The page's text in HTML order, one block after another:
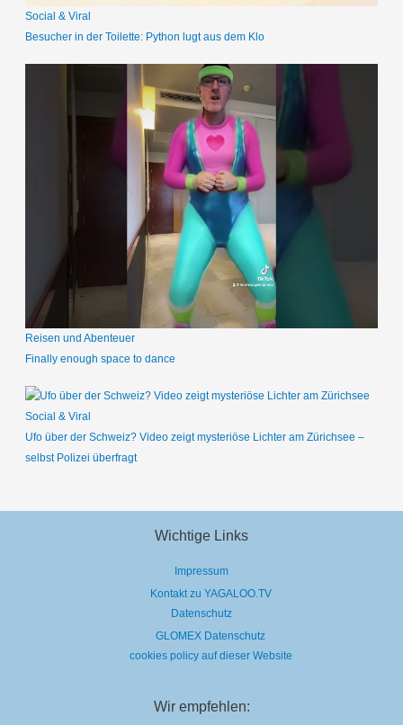
Social & Viral
Besucher in der Toilette: Python lugt aus dem Klo
Reisen und Abenteuer
Finally enough space to dance
Social & Viral
Ufo über der Schweiz? Video zeigt mysteriöse Lichter am Zürichsee –
selbst Polizei überfragt
Wichtige Links
Impressum
Kontakt zu YAGALOO.TV
Datenschutz
GLOMEX Datenschutz
cookies policy auf dieser Website
Wir empfehlen: